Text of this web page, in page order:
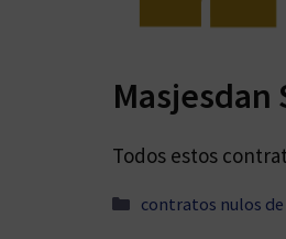
Masjesdan
Todos estos
Categorías
contratos nulos